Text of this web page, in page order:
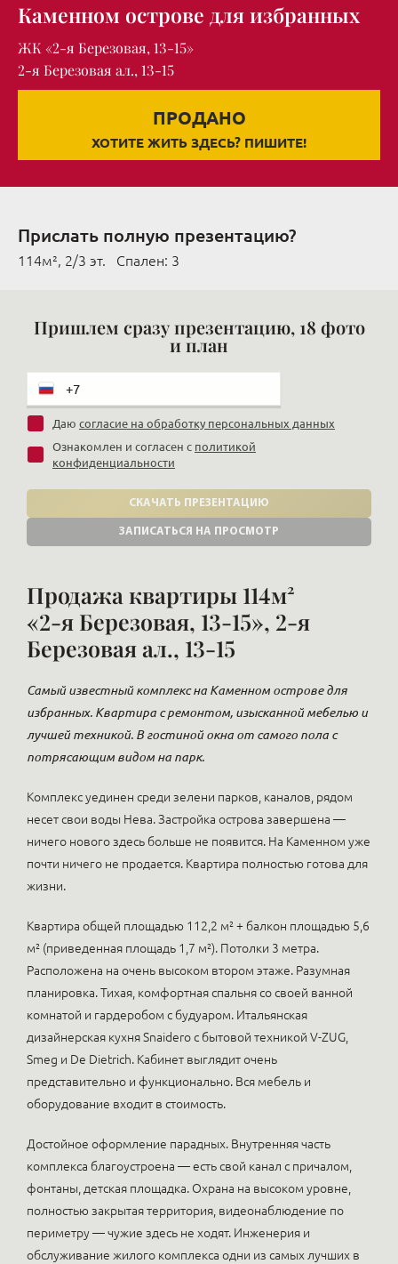
Каменном острове для избранных
ЖК «2-я Березовая, 13-15»
2-я Березовая ал., 13-15
ПРОДАНО
ХОТИТЕ ЖИТЬ ЗДЕСЬ? ПИШИТЕ!
Прислать полную презентацию?
114м², 2/3 эт. Cпален: 3
Пришлем сразу презентацию, 18 фото
и план
Даю согласие на обработку персональных данных
Ознакомлен и согласен с политикой
конфиденциальности
СКАЧАТЬ ПРЕЗЕНТАЦИЮ
ЗАПИСАТЬСЯ НА ПРОСМОТР
Продажа квартиры 114м²
«2-я Березовая, 13-15», 2-я
Березовая ал., 13-15
Самый известный комплекс на Каменном острове для
избранных. Квартира с ремонтом, изысканной мебелью и
лучшей техникой. В гостиной окна от самого пола с
потрясающим видом на парк.
Комплекс уединен среди зелени парков, каналов, рядом
несет свои воды Нева. Застройка острова завершена —
ничего нового здесь больше не появится. На Каменном уже
почти ничего не продается. Квартира полностью готова для
жизни.
Квартира общей площадью 112,2 м² + балкон площадью 5,6
м² (приведенная площадь 1,7 м²). Потолки 3 метра.
Расположена на очень высоком втором этаже. Разумная
планировка. Тихая, комфортная спальня со своей ванной
комнатой и гардеробом с будуаром. Итальянская
дизайнерская кухня Snaidero с бытовой техникой V-ZUG,
Smeg и De Dietrich. Кабинет выглядит очень
представительно и функционально. Вся мебель и
оборудование входит в стоимость.
Достойное оформление парадных. Внутренняя часть
комплекса благоустроена — есть свой канал с причалом,
фонтаны, детская площадка. Охрана на высоком уровне,
полностью закрытая территория, видеонаблюдение по
периметру — чужие здесь не ходят. Инженерия и
обслуживание жилого комплекса одни из самых лучших в